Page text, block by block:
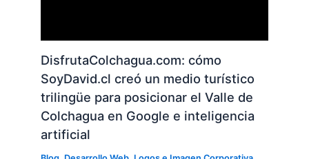
DisfrutaColchagua.com: cómo
SoyDavid.cl creó un medio turístico
trilingüe para posicionar el Valle de
Colchagua en Google e inteligencia
artificial